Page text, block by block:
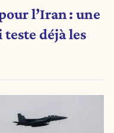
l’Iran : une
déjà les